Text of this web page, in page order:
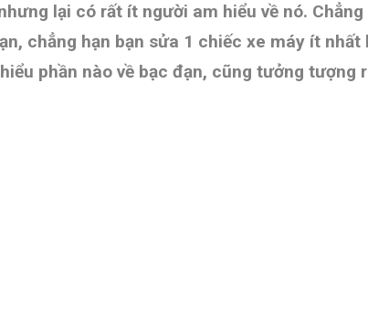
lại có rất ít người am hiểu về nó.
chẳng hạn bạn sửa 1 chiếc xe máy ít
phần nào về bạc đạn, cũng tưởng tượng